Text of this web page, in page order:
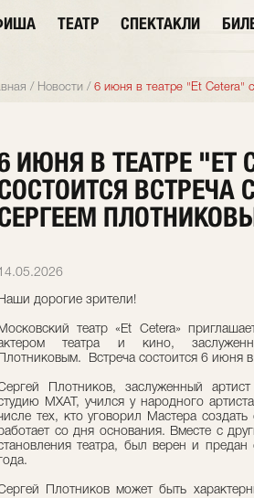
ТЕАТР СПЕКТАКЛИ
/ Новости / 6 июня в театре "Et Cetera"
ИЮНЯ В ТЕАТРЕ "ET
ВСТРЕЧА
Наши дорогие зрители!
Московский театр «Et Cetera»
театра и кино,
Плотниковым. Встреча состоится 6 июня
Плотников, заслуженный
МХАТ, учился у народного
тех, кто уговорил Мастера
со дня основания. Вместе с
театра, был верен и предан
Плотников может быть